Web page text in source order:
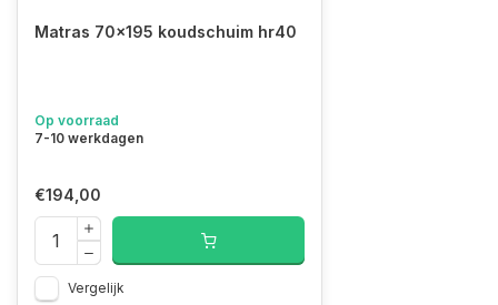
Matras 70x195 koudschuim hr40
Op voorraad
7-10 werkdagen
€194,00
Vergelijk